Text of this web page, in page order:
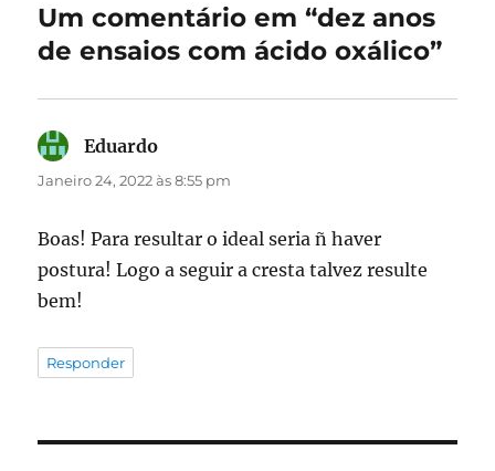
Um comentário em “dez anos
de ensaios com ácido oxálico”
Eduardo
Janeiro 24, 2022 às 8:55 pm
Boas! Para resultar o ideal seria ñ haver
postura! Logo a seguir a cresta talvez resulte
bem!
Responder